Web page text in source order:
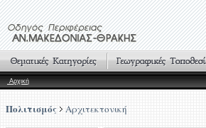
Αρχική
Πολιτισμός Αρχιτεκτονική